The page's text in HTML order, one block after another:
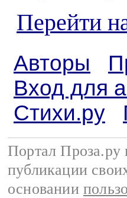
Перейти
Авторы
Вход для
Стихи.ру
Портал Проза.ру
публикации
основании